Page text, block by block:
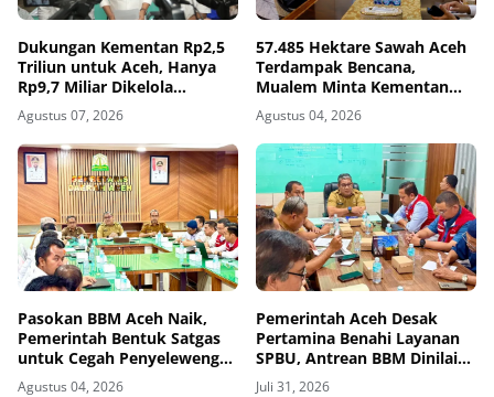
Dukungan Kementan Rp2,5
Triliun untuk Aceh, Hanya
Rp9,7 Miliar Dikelola
Pemerintah Aceh
Agustus 07, 2026
57.485 Hektare Sawah Aceh
Terdampak Bencana,
Mualem Minta Kementan
Percepat Pemulihan
Agustus 04, 2026
Pasokan BBM Aceh Naik,
Pemerintah Bentuk Satgas
untuk Cegah Penyelewengan
dan Antrean
Agustus 04, 2026
Pemerintah Aceh Desak
Pertamina Benahi Layanan
SPBU, Antrean BBM Dinilai
Dipicu Sistem Pelayanan
Juli 31, 2026